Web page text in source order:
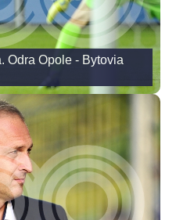
Odra Opole - Bytovia